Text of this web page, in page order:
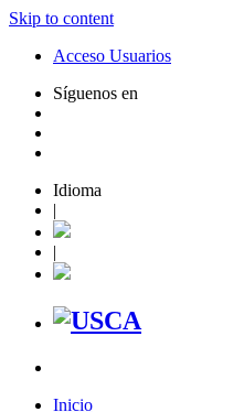
Skip to content
Acceso Usuarios
Síguenos en
Idioma
|
|
Inicio